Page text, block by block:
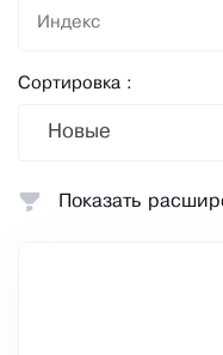
Сортировка :
Новые
Показать